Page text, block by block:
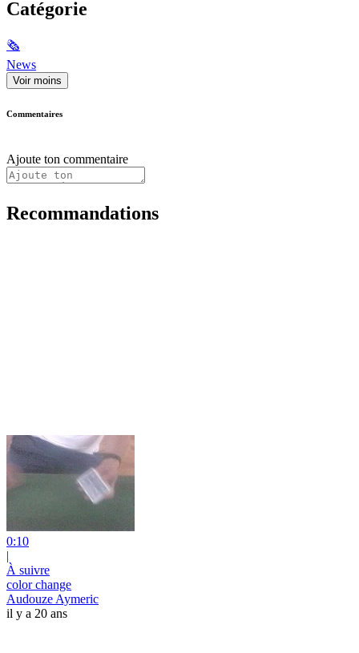
Catégorie
🗞
News
Voir moins
Commentaires
Ajoute ton commentaire
Recommandations
0:10
|
À suivre
color change
Audouze Aymeric
il y a 20 ans